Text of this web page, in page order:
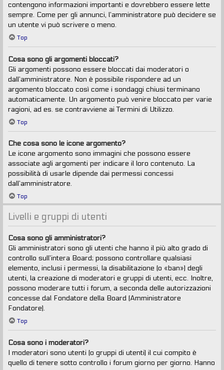
contengono informazioni importanti e dovrebbero essere lette
sempre. Come per gli annunci, l’amministratore può decidere se
un utente vi può scrivere o meno.
Top
Cosa sono gli argomenti bloccati?
Gli argomenti possono essere bloccati dai moderatori o
dall’amministratore. Non è possibile rispondere ad un
argomento bloccato così come i sondaggi chiusi terminano
automaticamente. Un argomento può venire bloccato per varie
ragioni, ad es. se contravviene ai Termini di Utilizzo.
Top
Che cosa sono le icone argomento?
Le icone argomento sono immagini che possono essere
associate agli argomenti per indicare il loro contenuto. La
possibilità di usarle dipende dai permessi concessi
dall’amministratore.
Top
Livelli e gruppi di utenti
Cosa sono gli amministratori?
Gli amministratori sono gli utenti che hanno il più alto grado di
controllo sull’intera Board; possono controllare qualsiasi
elemento, inclusi i permessi, la disabilitazione (o «ban») degli
utenti, la creazione di moderatori e gruppi di utenti, ecc. Inoltre,
possono moderare tutti i forum, a seconda delle autorizzazioni
concesse dal Fondatore della Board (Amministratore
Fondatore).
Top
Cosa sono i moderatori?
I moderatori sono utenti (o gruppi di utenti) il cui compito è
quello di tenere sotto controllo i forum giorno per giorno. Hanno